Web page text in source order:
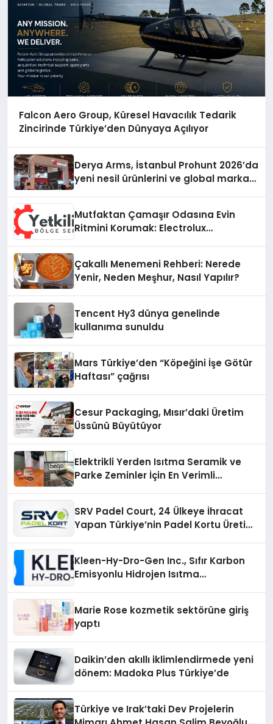
Falcon Aero Group, Küresel Havacılık Tedarik
Zincirinde Türkiye’den Dünyaya Açılıyor
Derya Arms, İstanbul Prohunt 2026’da
yeni nesil ürünlerini ve global marka
Mutfaktan Çamaşır Odasına Evin
Ritmini Korumak: Electrolux
Çakallı Menemeni Rehberi: Nerede
Yenir, Neden Meşhur, Nasıl Yapılır?
Tencent Hy3 dünya genelinde
kullanıma sunuldu
Mars Türkiye’den “Köpeğini İşe Götür
Haftası” çağrısı
Cesur Packaging, Mısır’daki Üretim
Üssünü Büyütüyor
Elektrikli Yerden Isıtma Seramik ve
Parke Zeminler İçin En Verimli
SRV Padel Court, 24 Ülkeye İhracat
Yapan Türkiye’nin Padel Kortu Üretim
Kleen-Hy-Dro-Gen Inc., Sıfır Karbon
Emisyonlu Hidrojen Isıtma
Marie Rose kozmetik sektörüne giriş
yaptı
Daikin’den akıllı iklimlendirmede yeni
dönem: Madoka Plus Türkiye’de
Türkiye ve Irak’taki Dev Projelerin